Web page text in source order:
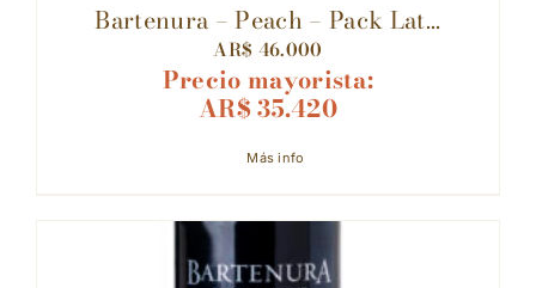
Bartenura – Peach – Pack Lat...
AR$ 46.000
Precio mayorista:
AR$35.420
Más info